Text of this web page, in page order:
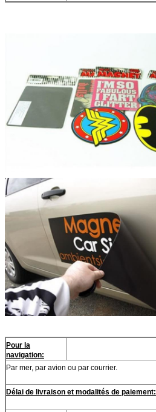
Pour la
navigation:
Par mer, par avion ou par courrier.
Délai de livraison et modalités de paiement: